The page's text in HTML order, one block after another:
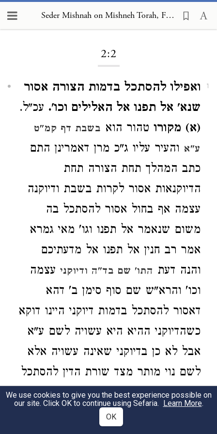
Seder Mishnah on Mishneh Torah, Foreign Worship and Customs of the Nations 2:2
2:2
1
ואפילו להסתכל בדמות הצורה אסור
שנא' אל תפנו אל האלילים וכו'. עכ"ל.
(א) מקורו טהור הוא בשבת דף קמ"ט
ע"א והעיר עליו ג"כ מרן דאמרינן התם
כתב המהלך תחת הצורה תחת
הדיוקנאות אסור לקרות בשבת ודיוקנה
עצמה אף בחול אסור להסתכל בה
משום שנאמר אל תפנו וגו' מאי גמרא
אמר רב חנין אל תפנו אל מדעתיכם
והנה דעת התו' שם בד"ה ודיוקני עצמה
וכו' והרא"ש שם סוף סימן ב' דהא
דאסור להסתכל בדמות דיוקני היינו דוקא
כשהדיוקני ההיא היא עשויה לשם ע"א
אבל לא כן בדיוקני שאינה עשויה אלא
לשם נוי מותר מצד שורת הדין להסתכל
בה אם לא הנפש היפה שמונעת עצמו
אפילו מדיוקני שהיא עשויה רק לשם נוי
We use cookies to give you the best experience possible on
our site. Click OK to continue using Sefaria. Learn More.
OK